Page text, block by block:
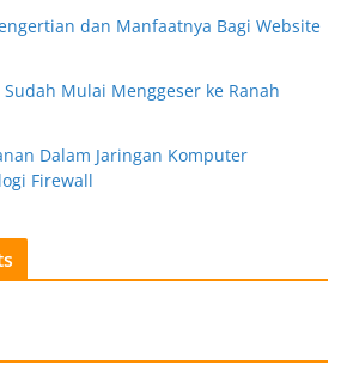
dan Manfaatnya Bagi Website
Mulai Menggeser ke Ranah
Dalam Jaringan Komputer
Firewall